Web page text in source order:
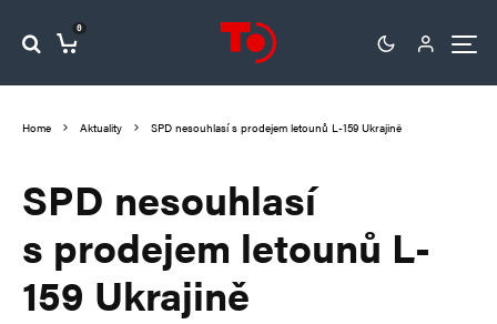
0
Home Aktuality SPD nesouhlasí s prodejem letounů L-159 Ukrajině
SPD nesouhlasí
s prodejem letounů L-
159 Ukrajině